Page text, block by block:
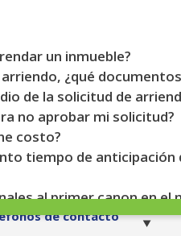
un inmueble?
¿qué
de la solicitud de
no aprobar mi solicitud?
costo?
tiempo de
al primer canon en
de contacto